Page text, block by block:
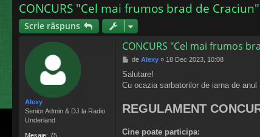
ra
pi
de
CONCURS "Cel mai frumos brad de
Scrie răspuns
Alexy
Senior Admin & DJ la Radio
Underland
Mesaje: 75
CONCURS "Cel mai frumos
M
s
a
de Alexy» 18 Dec 2023, 10:08
Salutare!
Cu ocazia sarbatorilor de iarna de
REGULAMENT
Cine poate participa: